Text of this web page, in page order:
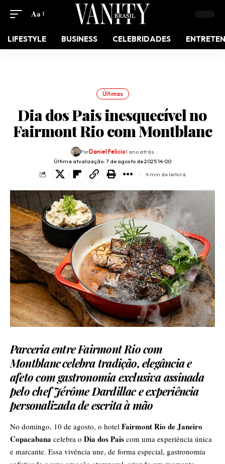
Aa
LIFESTYLE BUSINESS CELEBRIDADES
Últimas
Dia dos Pais inesquecível no
Fairmont Rio com Montblanc
Última atualização: 7 de agosto de 2025 14:00
PorDaniel Felicio1 ano atrás
4 min de leitura
Parceria entre Fairmont Rio com
Montblanccelebra tradição, elegância e
afeto com gastronomia exclusiva assinada
pelo chef Jérôme Dardillac e experiência
personalizada de escrita à mão
No domingo, 10 de agosto, o hotel Fairmont Rio de Janeiro
Copacabana celebra o Dia dos Pais com uma experiência única
e marcante. Essa vivência une, de forma especial, gastronomia